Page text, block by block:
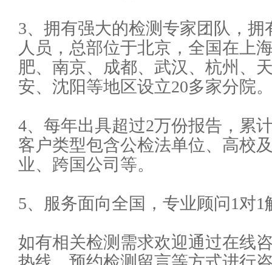
3、拥有强大的检测专家团队，拥
人员，总部位于北京，全国在上
肥、南京、成都、武汉、杭州、
安、沈阳等地区设立20多家分院
4、每年出具超过2万份报告，累
客户类型包含公检法单位、高校
业、跨国公司等。
5、服务面向全国，专业顾问1对1
如有相关检测需求欢迎通过在线